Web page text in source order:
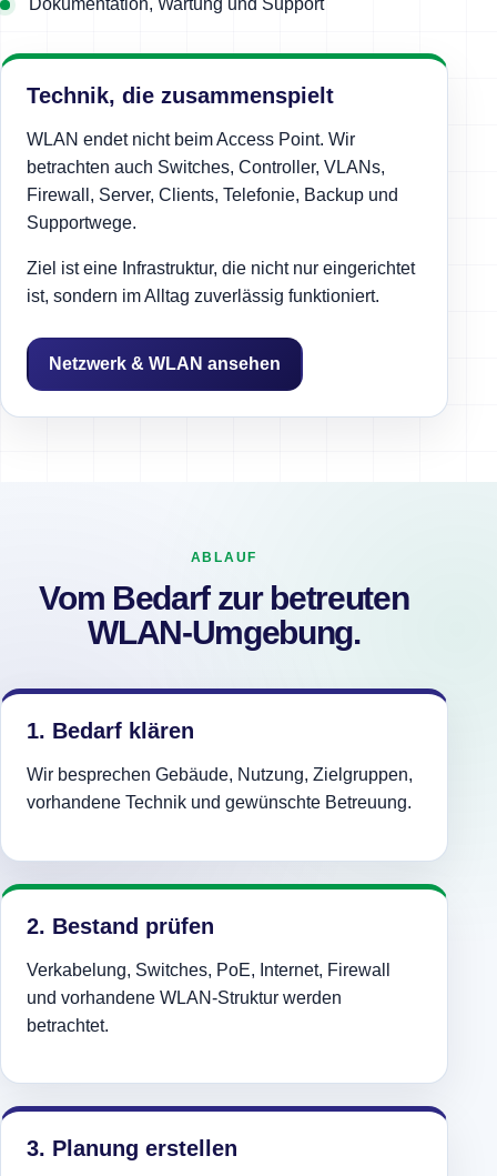
Technik, die zusammenspielt
WLAN endet nicht beim Access Point. Wir
betrachten auch Switches, Controller, VLANs,
Firewall, Server, Clients, Telefonie, Backup und
Supportwege.
Ziel ist eine Infrastruktur, die nicht nur eingerichtet
ist, sondern im Alltag zuverlässig funktioniert.
Netzwerk & WLAN ansehen
ABLAUF
Vom Bedarf zur betreuten
WLAN-Umgebung.
1. Bedarf klären
Wir besprechen Gebäude, Nutzung, Zielgruppen,
vorhandene Technik und gewünschte Betreuung.
2. Bestand prüfen
Verkabelung, Switches, PoE, Internet, Firewall
und vorhandene WLAN-Struktur werden
betrachtet.
3. Planung erstellen